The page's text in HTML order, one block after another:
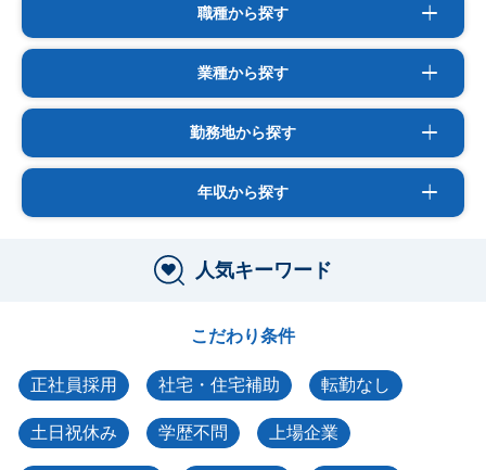
職種から探す
業種から探す
勤務地から探す
年収から探す
人気キーワード
こだわり条件
正社員採用 社宅・住宅補助 転勤なし
土日祝休み 学歴不問 上場企業